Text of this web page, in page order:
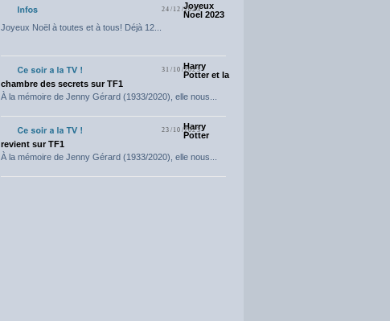
24/12/2023
Joyeux
Noel 2023
Joyeux Noël à toutes et à tous! Déjà 12...
31/10/2023
Harry
Potter et la
chambre des secrets sur TF1
À la mémoire de Jenny Gérard (1933/2020), elle nous...
23/10/2023
Harry
Potter
revient sur TF1
À la mémoire de Jenny Gérard (1933/2020), elle nous...